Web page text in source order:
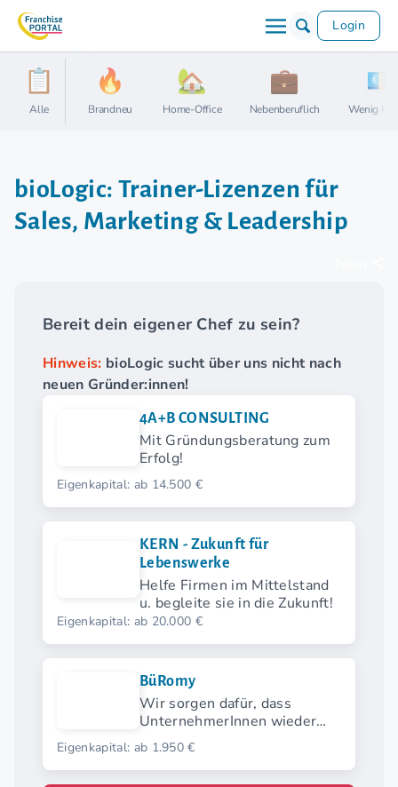
Login
Alle Brandneu Home-Office Nebenberuflich Wenig
bioLogic: Trainer-Lizenzen für
Sales, Marketing & Leadership
Bereit dein eigener Chef zu sein?
Hinweis: bioLogic sucht über uns nicht nach
neuen Gründer:innen!
4A+B CONSULTING
Mit Gründungsberatung zum
Erfolg!
Eigenkapital: ab 14.500 €
KERN - Zukunft für
Lebenswerke
Helfe Firmen im Mittelstand
u. begleite sie in die Zukunft!
Eigenkapital: ab 20.000 €
BüRomy
Wir sorgen dafür, dass
UnternehmerInnen wieder
Zeit für ihr Kerngeschäft
haben
Eigenkapital: ab 1.950 €